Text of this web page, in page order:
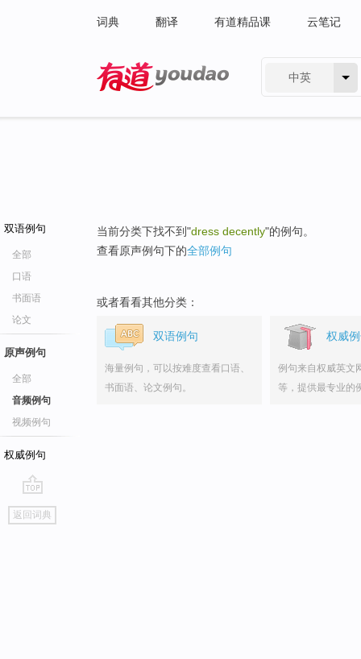
词典 翻译 有道精品课 云笔记
中英
双语例句
全部
口语
书面语
论文
原声例句
全部
音频例句
视频例句
权威例句
go
top
返回词典
当前分类下找不到"dress decently"的例句。
查看原声例句下的全部例句
或者看看其他分类：
双语例句
海量例句，可以按难度查看口语、
书面语、论文例句。
权威
例句来自权威英文
等，提供最专业的